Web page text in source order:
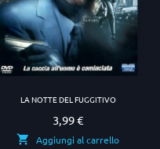
LA NOTTE DEL FUGGITIVO
Prezzo
3,99 €
Aggiungi al carrello